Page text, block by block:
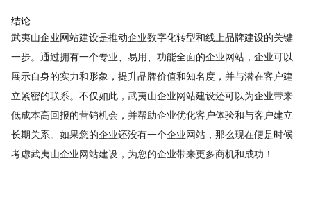
结论
武夷山企业网站建设是推动企业数字化转型和线上品牌建设的关键
一步。通过拥有一个专业、易用、功能全面的企业网站，企业可以
展示自身的实力和形象，提升品牌价值和知名度，并与潜在客户建
立紧密的联系。不仅如此，武夷山企业网站建设还可以为企业带来
低成本高回报的营销机会，并帮助企业优化客户体验和与客户建立
长期关系。如果您的企业还没有一个企业网站，那么现在便是时候
考虑武夷山企业网站建设，为您的企业带来更多商机和成功！